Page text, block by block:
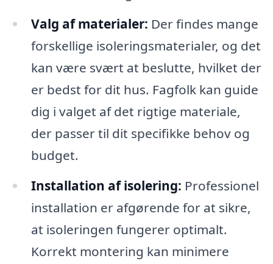
Valg af materialer: Der findes mange
forskellige isoleringsmaterialer, og det
kan være svært at beslutte, hvilket der
er bedst for dit hus. Fagfolk kan guide
dig i valget af det rigtige materiale,
der passer til dit specifikke behov og
budget.
Installation af isolering: Professionel
installation er afgørende for at sikre,
at isoleringen fungerer optimalt.
Korrekt montering kan minimere